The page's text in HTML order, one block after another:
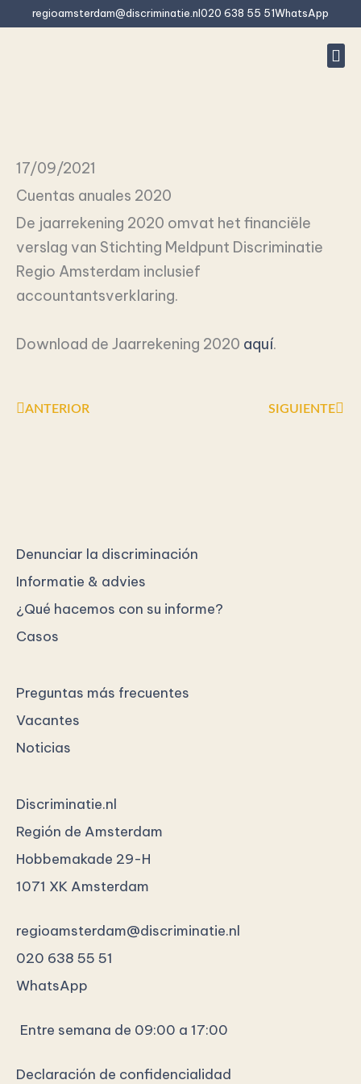
regioamsterdam@discriminatie.nl020 638 55 51WhatsApp
17/09/2021
Cuentas anuales 2020
De jaarrekening 2020 omvat het financiële
verslag van Stichting Meldpunt Discriminatie
Regio Amsterdam inclusief
accountantsverklaring.
Download de Jaarrekening 2020 aquí.
Ant
ANTERIOR SIGUIENTE
Denunciar la discriminación
Informatie & advies
¿Qué hacemos con su informe?
Casos
Preguntas más frecuentes
Vacantes
Noticias
Discriminatie.nl
Región de Amsterdam
Hobbemakade 29-H
1071 XK Amsterdam
regioamsterdam@discriminatie.nl
020 638 55 51
WhatsApp
Entre semana de 09:00 a 17:00
Declaración de confidencialidad